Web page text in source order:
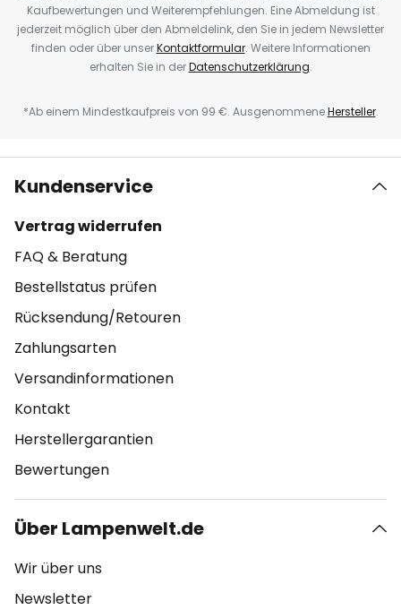
Kaufbewertungen und Weiterempfehlungen. Eine Abmeldung ist
jederzeit möglich über den Abmeldelink, den Sie in jedem Newsletter
finden oder über unserKontaktformular. Weitere Informationen
erhalten Sie in derDatenschutzerklärung.
*Ab einem Mindestkaufpreis von 99 €. AusgenommeneHersteller.
Kundenservice
Vertrag widerrufen
FAQ & Beratung
Bestellstatus prüfen
Rücksendung/Retouren
Zahlungsarten
Versandinformationen
Kontakt
Herstellergarantien
Bewertungen
Über Lampenwelt.de
Wir über uns
Newsletter